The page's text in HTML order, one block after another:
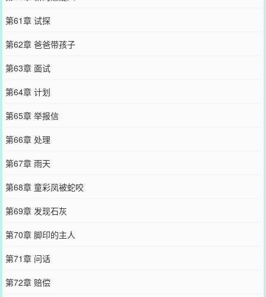
第61章 试探
第62章 爸爸带孩子
第63章 面试
第64章 计划
第65章 举报信
第66章 处理
第67章 雨天
第68章 童彩凤被蛇咬
第69章 发现石灰
第70章 脚印的主人
第71章 问话
第72章 赔偿